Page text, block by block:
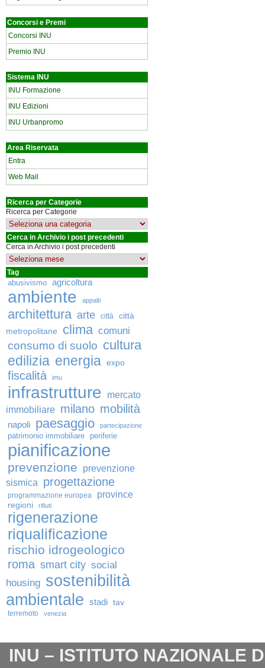
Concorsi e Premi
Concorsi INU
Premio INU
Sistema INU
INU Formazione
INU Edizioni
INU Urbanpromo
Area Riservata
Entra
Web Mail
Ricerca per Categorie
Ricerca per Categorie
Cerca in Archivio i post precedenti
Cerca in Archivio i post precedenti
Tag
abusivismo agricoltura
ambiente appalti
architettura arte città
città
metropolitane
clima comuni
consumo di suolo cultura
edilizia energia expo
fiscalità imu
infrastrutture
mercato
immobiliare milano mobilità
napoli paesaggio partecipazione
patrimonio immobiliare periferie
pianificazione
prevenzione
prevenzione
sismica
progettazione
programmazione europea province
regioni rifiuti
rigenerazione
riqualificazione
rischio idrogeologico
roma smart city social
housing sostenibilità
ambientale stadi tav
terremoto venezia
INU – ISTITUTO NAZIONALE